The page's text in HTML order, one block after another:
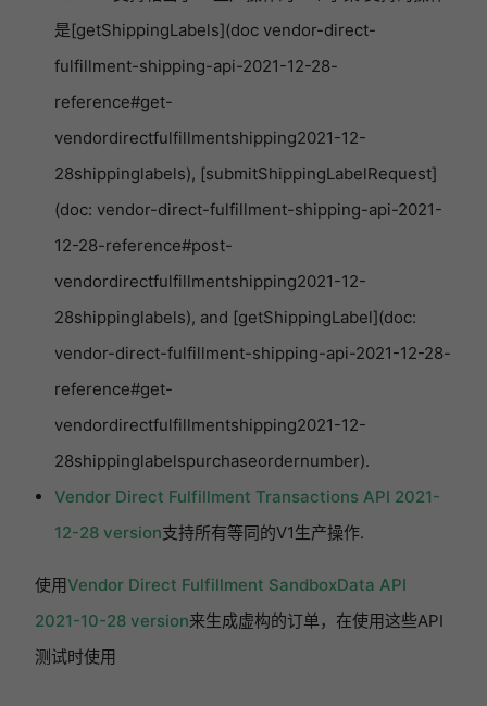
是[getShippingLabels](doc vendor-direct-
fulfillment-shipping-api-2021-12-28-
reference#get-
vendordirectfulfillmentshipping2021-12-
28shippinglabels), [submitShippingLabelRequest]
(doc: vendor-direct-fulfillment-shipping-api-2021-
12-28-reference#post-
vendordirectfulfillmentshipping2021-12-
28shippinglabels), and [getShippingLabel](doc:
vendor-direct-fulfillment-shipping-api-2021-12-28-
reference#get-
vendordirectfulfillmentshipping2021-12-
28shippinglabelspurchaseordernumber).
Vendor Direct Fulfillment Transactions API 2021-
12-28 version支持所有等同的V1生产操作.
使用Vendor Direct Fulfillment SandboxData API
2021-10-28 version来生成虚构的订单，在使用这些API
测试时使用